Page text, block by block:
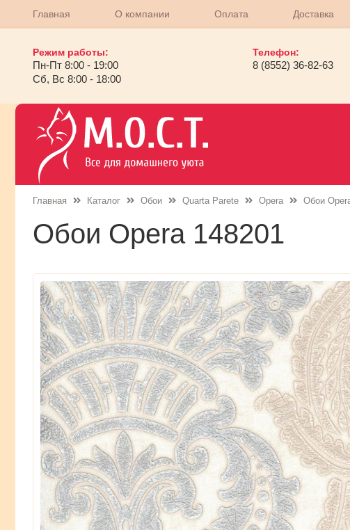
Главная О компании Оплата Доставка
Режим работы:
Пн-Пт 8:00 - 19:00
Сб, Вс 8:00 - 18:00
Телефон:
8 (8552) 36-82-63
Главная Каталог Обои Quarta Parete Opera Обои
Обои Opera 148201